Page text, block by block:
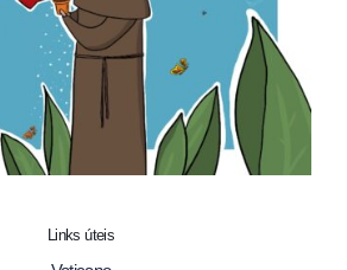
Links úteis